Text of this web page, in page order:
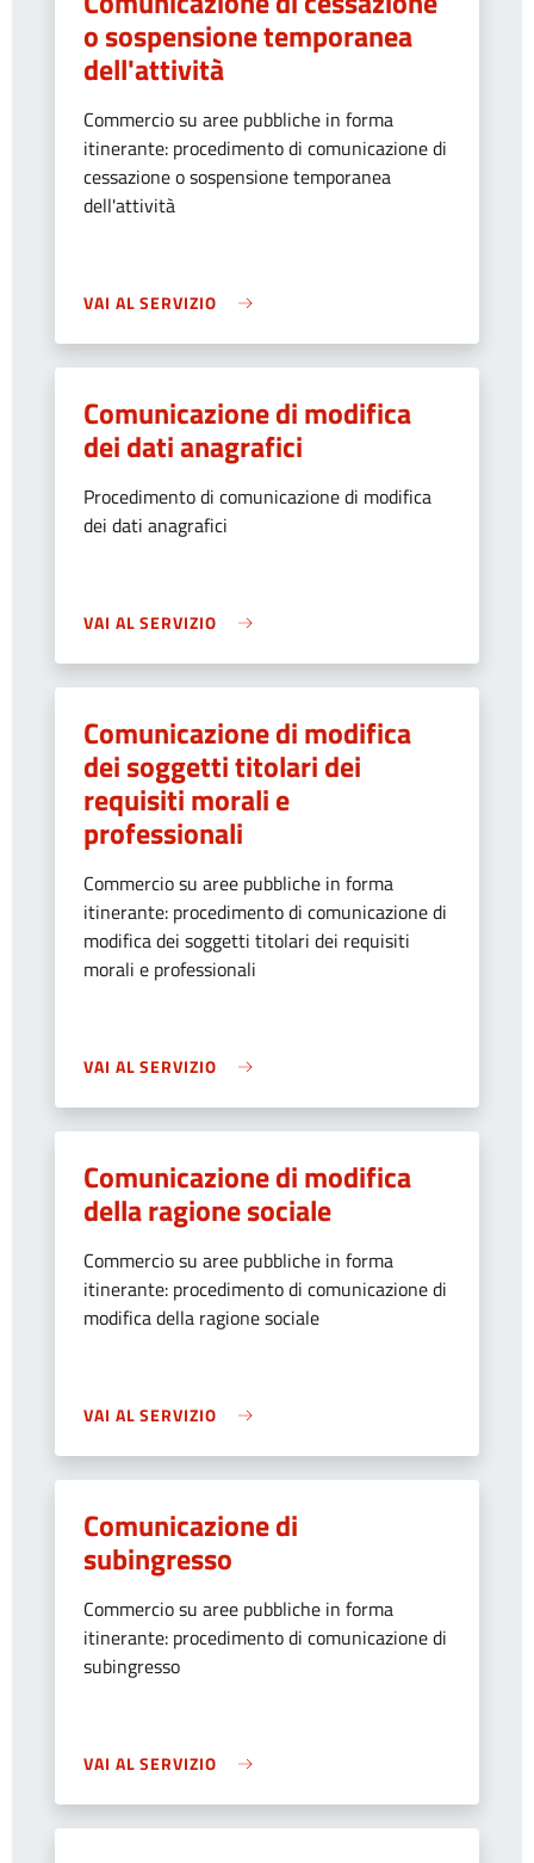
o sospensione temporanea
dell'attività
Commercio su aree pubbliche in forma
itinerante: procedimento di comunicazione di
cessazione o sospensione temporanea
dell'attività
VAI AL SERVIZIO
Comunicazione di modifica
dei dati anagrafici
Procedimento di comunicazione di modifica
dei dati anagrafici
VAI AL SERVIZIO
Comunicazione di modifica
dei soggetti titolari dei
requisiti morali e
professionali
Commercio su aree pubbliche in forma
itinerante: procedimento di comunicazione di
modifica dei soggetti titolari dei requisiti
morali e professionali
VAI AL SERVIZIO
Comunicazione di modifica
della ragione sociale
Commercio su aree pubbliche in forma
itinerante: procedimento di comunicazione di
modifica della ragione sociale
VAI AL SERVIZIO
Comunicazione di
subingresso
Commercio su aree pubbliche in forma
itinerante: procedimento di comunicazione di
subingresso
VAI AL SERVIZIO